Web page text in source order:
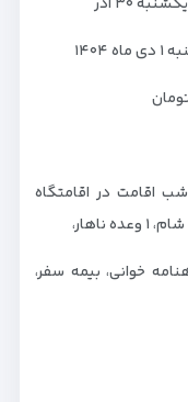
اقامت در اقامتگاه
خوانی، بیمه سفر،